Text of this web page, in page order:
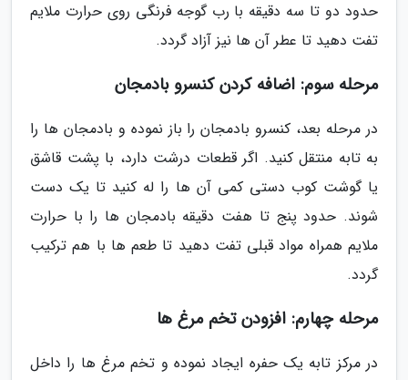
حدود دو تا سه دقیقه با رب گوجه فرنگی روی حرارت ملایم
تفت دهید تا عطر آن ها نیز آزاد گردد.
مرحله سوم: اضافه کردن کنسرو بادمجان
در مرحله بعد، کنسرو بادمجان را باز نموده و بادمجان ها را
به تابه منتقل کنید. اگر قطعات درشت دارد، با پشت قاشق
یا گوشت کوب دستی کمی آن ها را له کنید تا یک دست
شوند. حدود پنج تا هفت دقیقه بادمجان ها را با حرارت
ملایم همراه مواد قبلی تفت دهید تا طعم ها با هم ترکیب
گردد.
مرحله چهارم: افزودن تخم مرغ ها
در مرکز تابه یک حفره ایجاد نموده و تخم مرغ ها را داخل